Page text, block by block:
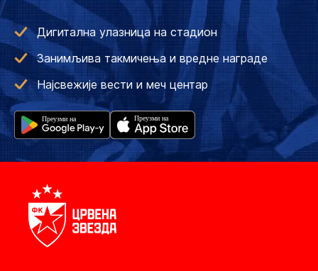
Дигитална улазница на стадион
Занимљива такмичења и вредне награде
Најсвежије вести и меч центар